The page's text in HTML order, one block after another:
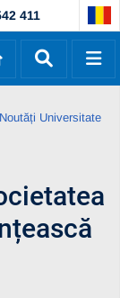
411
Noutăți Universitate